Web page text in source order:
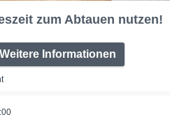
zum Abtauen nutzen!
Weitere Informationen